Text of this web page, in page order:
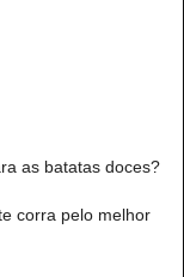
as batatas doces?
corra pelo melhor